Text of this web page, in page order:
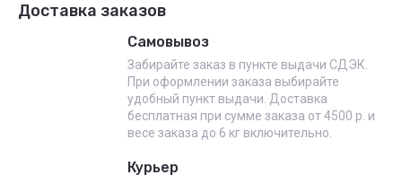
Доставка заказов
Самовывоз
Забирайте заказ в пункте выдачи СДЭК.
При оформлении заказа выбирайте
удобный пункт выдачи. Доставка
бесплатная при сумме заказа от 4500 р. и
весе заказа до 6 кг включительно.
Курьер